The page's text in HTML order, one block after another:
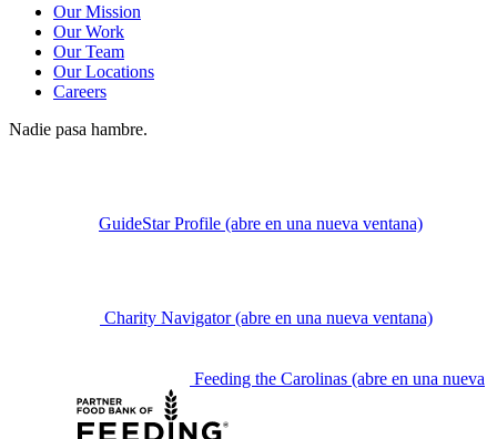
Our Mission
Our Work
Our Team
Our Locations
Careers
Nadie pasa hambre.
GuideStar Profile (abre en una nueva ventana)
Charity Navigator (abre en una nueva ventana)
Feeding the Carolinas (abre en una nueva